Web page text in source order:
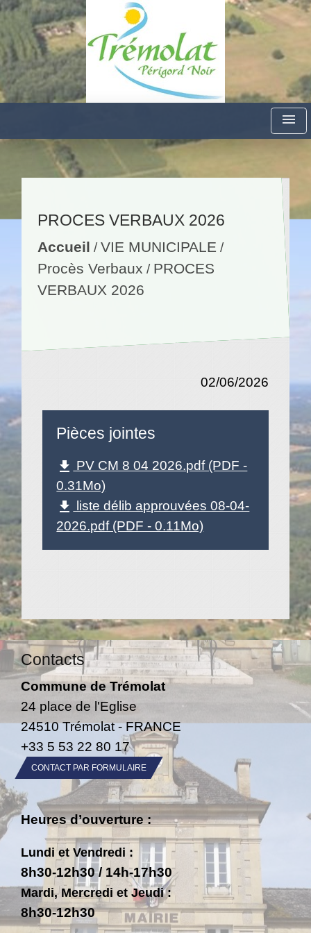
menu
PROCES VERBAUX 2026
Accueil /VIE MUNICIPALE /
Procès Verbaux / PROCES
VERBAUX 2026
02/06/2026
Pièces jointes
file_download PV CM 8 04 2026.pdf (PDF -
0.31Mo)
file_download liste délib approuvées 08-04-
2026.pdf (PDF - 0.11Mo)
Contacts
Commune de Trémolat
24 place de l'Eglise
24510 Trémolat - FRANCE
+33 5 53 22 80 17
CONTACT PAR FORMULAIRE
Heures d’ouverture :
Lundi et Vendredi :
8h30-12h30 / 14h-17h30
Mardi, Mercredi et Jeudi :
8h30-12h30